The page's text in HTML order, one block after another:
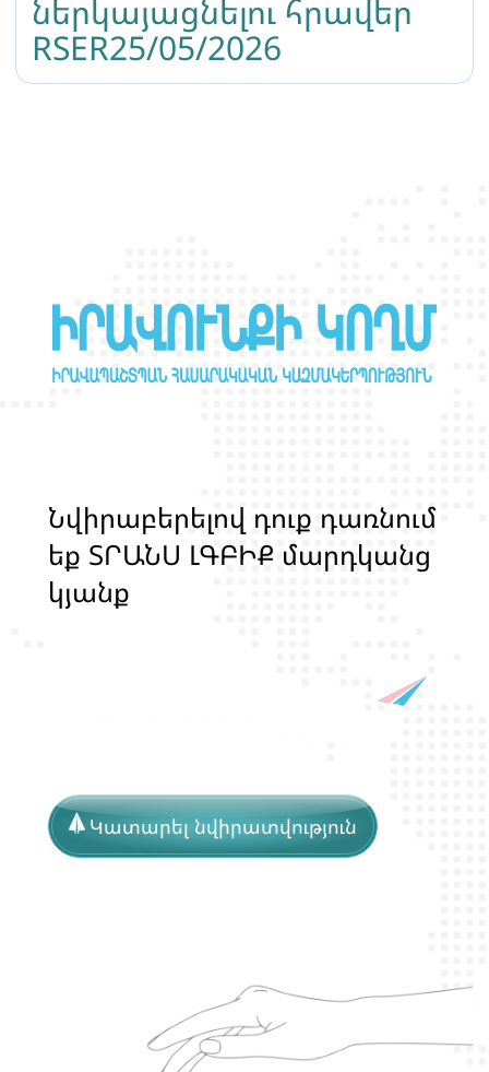
ներկայացնելու հրավեր
RSER25/05/2026
Նվիրաբերելով դոք դառնոմ
եք ՏՐԱՆՍ ԼԳԲԻՔ մարդկանց
կյանք
Կատարել նվիրատվություն